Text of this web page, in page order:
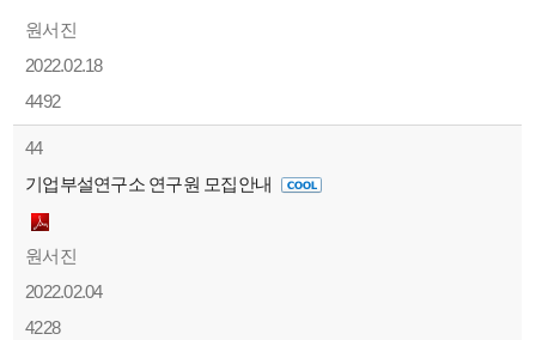
원서진
2022.02.18
4492
44
기업부설연구소 연구원 모집안내
원서진
2022.02.04
4228